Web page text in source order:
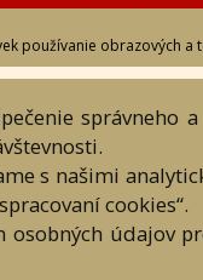
Moji autori
Hlavná stránka
používanie obrazových a
s našimi
cookies“.
osobných údajov